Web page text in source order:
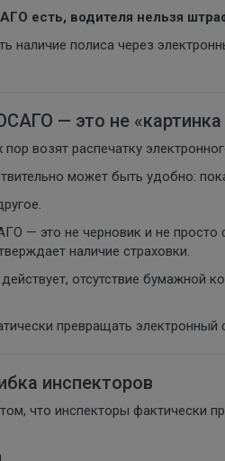
есть, водителя нельзя
наличие полиса через
— это не
возят распечатку
может быть удобно:
— это не черновик и не
наличие страховки.
отсутствие бумажной
превращать
инспекторов
что инспекторы фактически